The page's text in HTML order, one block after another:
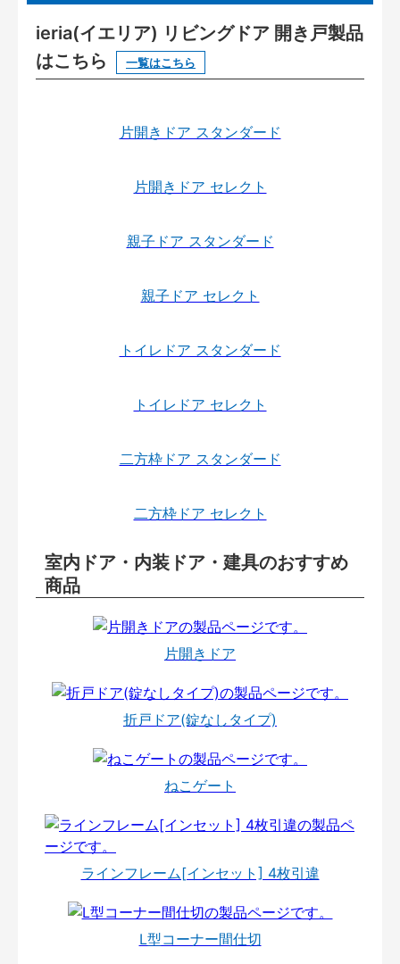
ieria(イエリア) リビングドア 開き戸製品
はこちら
一覧はこちら
片開きドア スタンダード
片開きドア セレクト
親子ドア スタンダード
親子ドア セレクト
トイレドア スタンダード
トイレドア セレクト
二方枠ドア スタンダード
二方枠ドア セレクト
室内ドア・内装ドア・建具のおすすめ
商品
片開きドア
折戸ドア(錠なしタイプ)
ねこゲート
ラインフレーム[インセット] 4枚引違
L型コーナー間仕切